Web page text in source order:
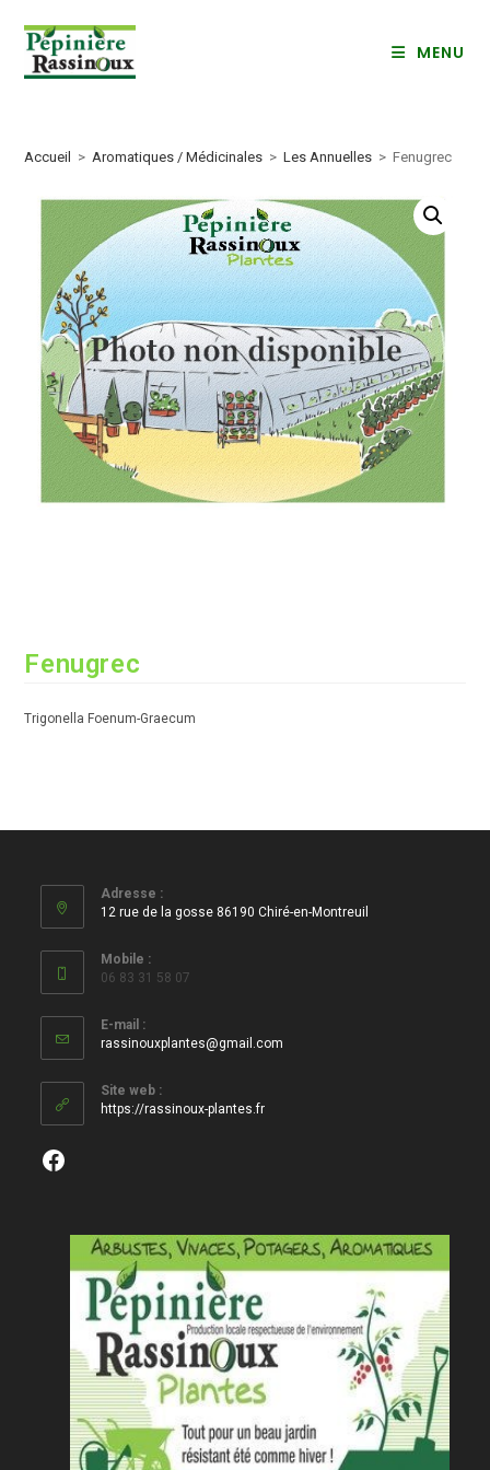
content
MENU
Accueil > Aromatiques / Médicinales > Les Annuelles > Fenugrec
Fenugrec
Trigonella Foenum-Graecum
Adresse :
12 rue de la gosse 86190 Chiré-en-Montreuil
Mobile :
06 83 31 58 07
E-mail :
rassinouxplantes@gmail.com
Site web :
https://rassinoux-plantes.fr
Facebook